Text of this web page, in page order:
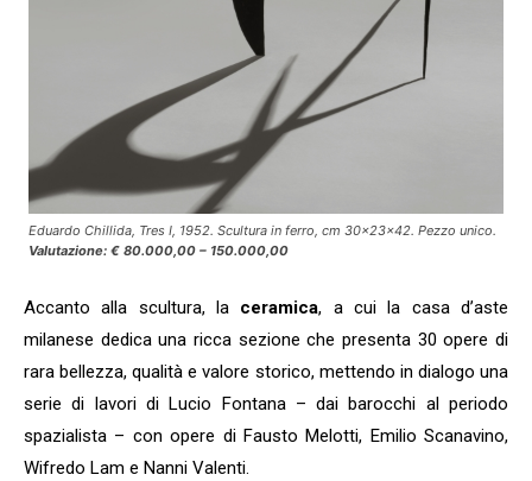
Eduardo Chillida, Tres I, 1952. Scultura in ferro, cm 30x23x42. Pezzo unico.
Valutazione: € 80.000,00 – 150.000,00
Accanto alla scultura, la ceramica, a cui la casa d’aste
milanese dedica una ricca sezione che presenta 30 opere di
rara bellezza, qualità e valore storico, mettendo in dialogo una
serie di lavori di Lucio Fontana – dai barocchi al periodo
spazialista – con opere di Fausto Melotti, Emilio Scanavino,
Wifredo Lam e Nanni Valenti.